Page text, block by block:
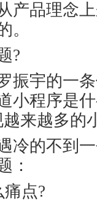
产品理念
。
?
振宇的一
小程序是
来越多的
冷的不到
：
点?